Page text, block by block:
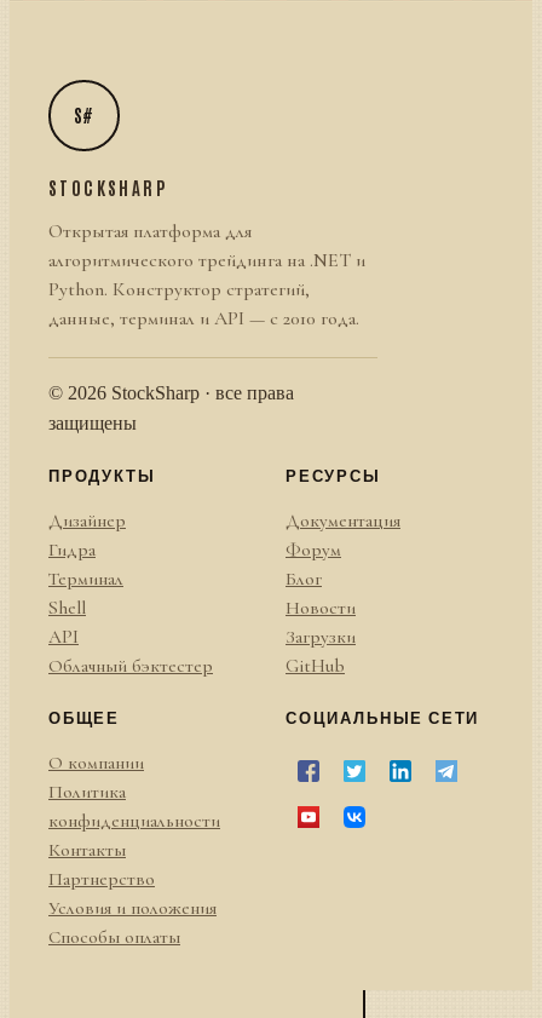
S#
STOCKSHARP
Открытая платформа для
алгоритмического трейдинга на .NET и
Python. Конструктор стратегий,
данные, терминал и API — с 2010 года.
© 2026 StockSharp · все права
защищены
ПРОДУКТЫ
Дизайнер
Гидра
Терминал
Shell
API
Облачный бэктестер
РЕСУРСЫ
Документация
Форум
Блог
Новости
Загрузки
GitHub
ОБЩЕЕ
О компании
Политика
конфиденциальности
Контакты
Партнерство
Условия и положения
Способы оплаты
СОЦИАЛЬНЫЕ СЕТИ